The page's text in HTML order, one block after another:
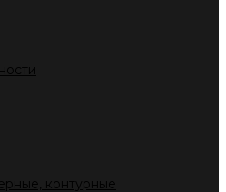
контурные